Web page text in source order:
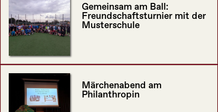
Gemeinsam am Ball:
Freundschaftsturnier mit der
Musterschule
Märchenabend am
Philanthropin